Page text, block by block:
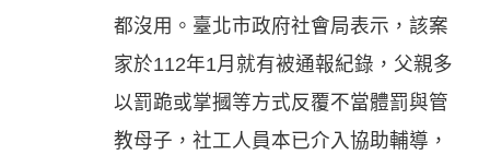
都沒用。臺北市政府社會局表示，該案
家於112年1月就有被通報紀錄，父親多
以罰跪或掌摑等方式反覆不當體罰與管
教母子，社工人員本已介入協助輔導，